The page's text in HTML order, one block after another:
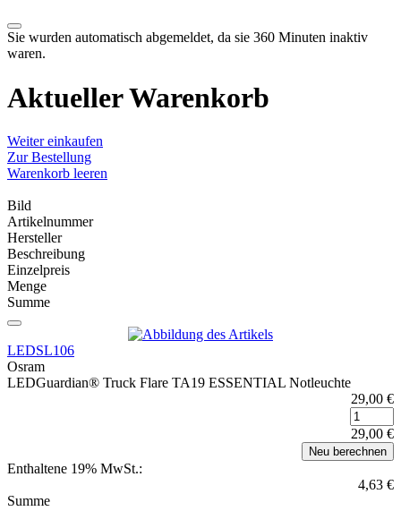
Sie wurden automatisch abgemeldet, da sie 360 Minuten inaktiv
waren.
Aktueller Warenkorb
Weiter einkaufen
Zur Bestellung
Warenkorb leeren
Bild
Artikelnummer
Hersteller
Beschreibung
Einzelpreis
Menge
Summe
LEDSL106
Osram
LEDGuardian® Truck Flare TA19 ESSENTIAL Notleuchte
29,00 €
29,00 €
Enthaltene 19% MwSt.:
4,63 €
Summe